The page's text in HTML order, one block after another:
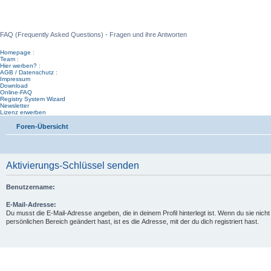
FAQ (Frequently Asked Questions) - Fragen und ihre Antworten
Homepage :
Team :
Hier werben? :
AGB / Datenschutz :
Impressum
Download
Online-FAQ
Registry System Wizard
Newsletter
Lizenz erwerben
Foren-Übersicht
Aktivierungs-Schlüssel senden
Benutzername:
E-Mail-Adresse:
Du musst die E-Mail-Adresse angeben, die in deinem Profil hinterlegt ist. Wenn du sie nicht
persönlichen Bereich geändert hast, ist es die Adresse, mit der du dich registriert hast.